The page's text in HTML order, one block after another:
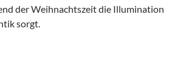
der Weihnachtszeit die Illumination
sorgt.